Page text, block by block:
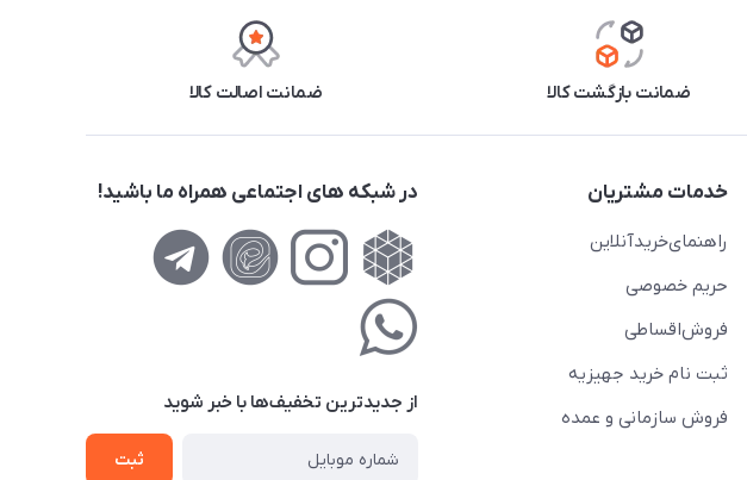
ضمانت بازگشت کالا ضمانت اصالت کالا
خدمات مشتریان
راهنمای‌خرید‌آنلاین
حریم خصوصی
فروش‌اقساطی
ثبت نام خرید جهیزیه
فروش سازمانی و عمده
در شبکه های اجتماعی همراه ما باشید!
از جدید‌ترین تخفیف‌ها با‌ خبر شوید
ثبت